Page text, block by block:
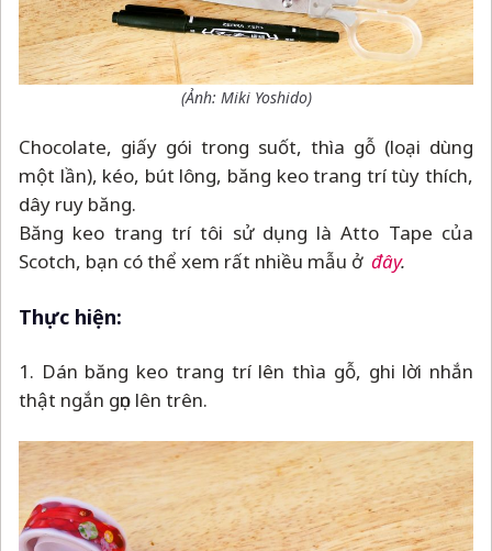
(Ảnh: Miki Yoshido)
Chocolate, giấy gói trong suốt, thìa gỗ (loại dùng
một lần), kéo, bút lông, băng keo trang trí tùy thích,
dây ruy băng.
Băng keo trang trí tôi sử dụng là Atto Tape của
Scotch, bạn có thể xem rất nhiều mẫu ở đây.
Thực hiện:
1. Dán băng keo trang trí lên thìa gỗ, ghi lời nhắn
thật ngắn gọn lên trên.